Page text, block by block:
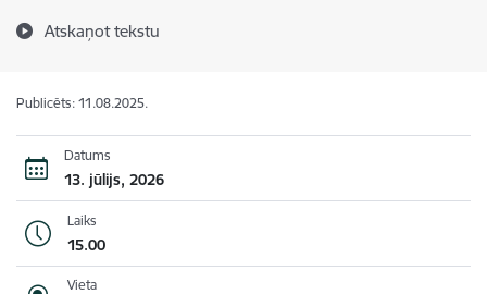
Atskaņot tekstu
Publicēts: 11.08.2025.
Datums
13. jūlijs, 2026
Laiks
15.00
Vieta